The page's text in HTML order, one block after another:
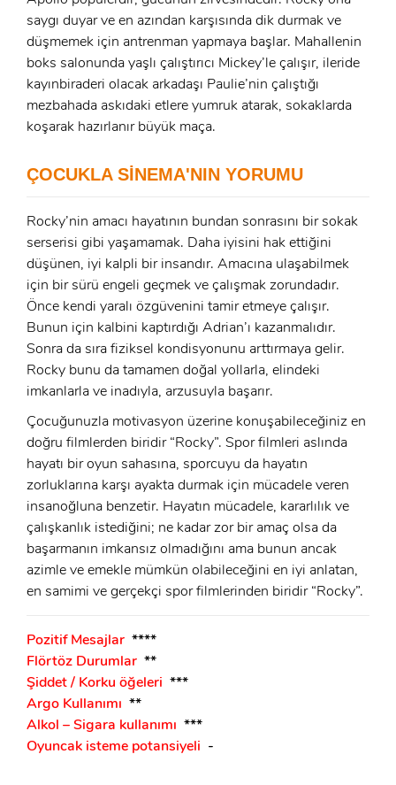
GIRIŞ YAP
E-Posta:
Şifre:
GIRIŞ
E-Posta:
ÜYE OL
GIRIŞ
saygı duyar ve en azından karşısında dik durmak ve
düşmemek için antrenman yapmaya başlar. Mahallenin
boks salonunda yaşlı çalıştırıcı Mickey’le çalışır, ileride
kayınbiraderi olacak arkadaşı Paulie’nin çalıştığı
mezbahada askıdaki etlere yumruk atarak, sokaklarda
koşarak hazırlanır büyük maça.
ÇOCUKLA SİNEMA'NIN YORUMU
Rocky’nin amacı hayatının bundan sonrasını bir sokak
serserisi gibi yaşamamak. Daha iyisini hak ettiğini
düşünen, iyi kalpli bir insandır. Amacına ulaşabilmek
için bir sürü engeli geçmek ve çalışmak zorundadır.
Önce kendi yaralı özgüvenini tamir etmeye çalışır.
Bunun için kalbini kaptırdığı Adrian’ı kazanmalıdır.
Sonra da sıra fiziksel kondisyonunu arttırmaya gelir.
Rocky bunu da tamamen doğal yollarla, elindeki
imkanlarla ve inadıyla, arzusuyla başarır.
Çocuğunuzla motivasyon üzerine konuşabileceğiniz en
doğru filmlerden biridir “Rocky”. Spor filmleri aslında
hayatı bir oyun sahasına, sporcuyu da hayatın
zorluklarına karşı ayakta durmak için mücadele veren
insanoğluna benzetir. Hayatın mücadele, kararlılık ve
çalışkanlık istediğini; ne kadar zor bir amaç olsa da
başarmanın imkansız olmadığını ama bunun ancak
azimle ve emekle mümkün olabileceğini en iyi anlatan,
en samimi ve gerçekçi spor filmlerinden biridir “Rocky”.
Pozitif Mesajlar ****
Flörtöz Durumlar **
Şiddet / Korku öğeleri ***
Argo Kullanımı **
Alkol – Sigara kullanımı ***
Oyuncak isteme potansiyeli -